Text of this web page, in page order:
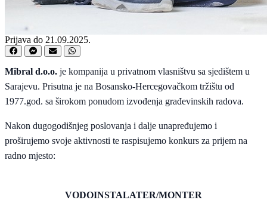
Prijava do 21.09.2025.
Mibral d.o.o. je kompanija u privatnom vlasništvu sa sjedištem u
Sarajevu. Prisutna je na Bosansko-Hercegovačkom tržištu od
1977.god. sa širokom ponudom izvođenja građevinskih radova.
Nakon dugogodišnjeg poslovanja i dalje unapređujemo i
proširujemo svoje aktivnosti te raspisujemo konkurs za prijem na
radno mjesto:
VODOINSTALATER/MONTER